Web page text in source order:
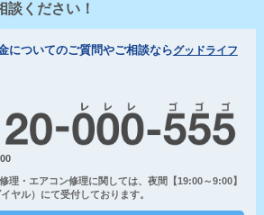
談ください！
についてのご質問やご相談ならグッドライフ
理・エアコン修理に関しては、夜間【19:00～9:00】
ヤル）にて受付しております。